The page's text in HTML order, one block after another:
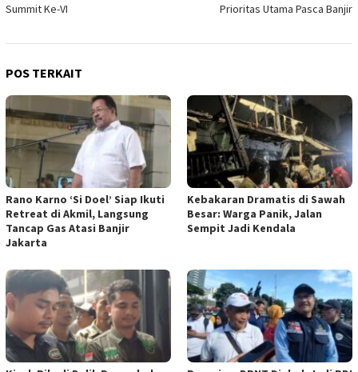
Summit Ke-VI
Prioritas Utama Pasca Banjir
POS TERKAIT
Rano Karno ‘Si Doel’ Siap Ikuti
Retreat di Akmil, Langsung
Tancap Gas Atasi Banjir
Jakarta
Kebakaran Dramatis di Sawah
Besar: Warga Panik, Jalan
Sempit Jadi Kendala